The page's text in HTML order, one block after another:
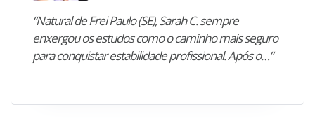
“Natural de Frei Paulo (SE), Sarah C. sempre
enxergou os estudos como o caminho mais seguro
para conquistar estabilidade profissional. Após o…”